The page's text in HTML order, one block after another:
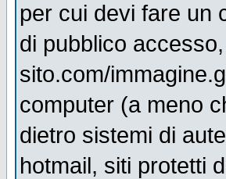
per cui devi fare un
di pubblico
sito.com/
computer (a meno
dietro sistemi di
hotmail, siti protetti